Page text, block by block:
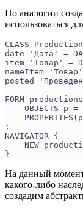
По аналогии
использоваться
CLASS
date 'Дата' =
item 'Товар' =
nameItem
posted
FORM
OBJECTS p =
;
NAVIGATOR {
NEW
}
На данный
какого-либо
создадим